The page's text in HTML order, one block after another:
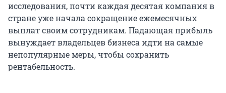
исследования, почти каждая десятая компания в
стране уже начала сокращение ежемесячных
выплат своим сотрудникам. Падающая прибыль
вынуждает владельцев бизнеса идти на самые
непопулярные меры, чтобы сохранить
рентабельность.